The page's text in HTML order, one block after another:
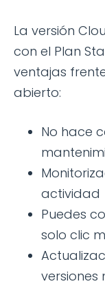
La versión
con el Plan
ventajas
abierto:
No hace
actividad
Puedes
solo clic